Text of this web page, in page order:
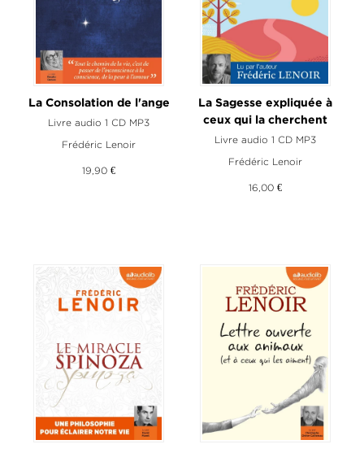
La Consolation de l'ange
Livre audio 1 CD MP3
Frédéric Lenoir
19,90 €
La Sagesse expliquée à
ceux qui la cherchent
Livre audio 1 CD MP3
Frédéric Lenoir
16,00 €